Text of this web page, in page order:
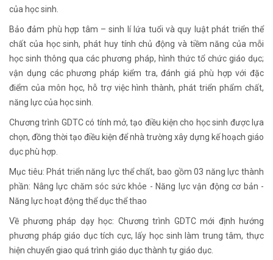
của học sinh.
Bảo đảm phù hợp tâm – sinh lí lứa tuổi và quy luật phát triển thể
chất của học sinh, phát huy tính chủ động và tiềm năng của mỗi
học sinh thông qua các phương pháp, hình thức tổ chức giáo dục;
vận dụng các phương pháp kiểm tra, đánh giá phù hợp với đặc
điểm của môn học, hỗ trợ việc hình thành, phát triển phẩm chất,
năng lực của học sinh.
Chương trình GDTC có tính mở, tạo điều kiện cho học sinh được lựa
chọn, đồng thời tạo điều kiện để nhà trường xây dựng kế hoạch giáo
dục phù hợp.
Mục tiêu: Phát triển năng lực thể chất, bao gồm 03 năng lực thành
phần: Nâng lực chăm sóc sức khỏe - Năng lực vận động cơ bản -
Năng lực hoạt động thể dục thể thao
Về phương pháp dạy học: Chương trình GDTC mới định hướng
phương pháp giáo dục tích cực, lấy học sinh làm trung tâm, thực
hiện chuyển giao quá trình giáo dục thành tự giáo dục.